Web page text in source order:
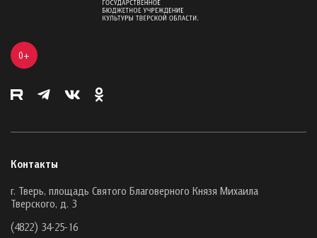
0+
Контакты
г. Тверь, площадь Святого Благоверного Князя Михаила
Тверского, д. 3
(4822) 34-25-16